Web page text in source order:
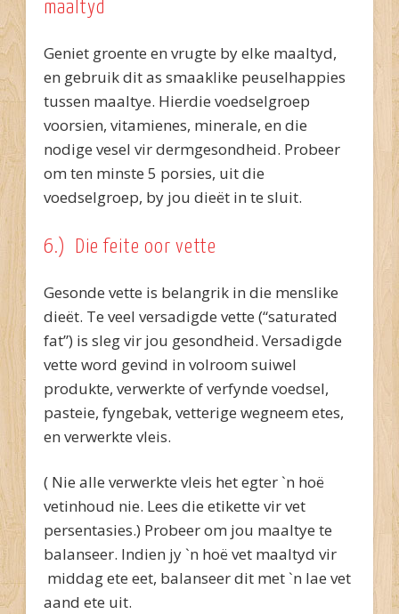
maaltyd
Geniet groente en vrugte by elke maaltyd,
en gebruik dit as smaaklike peuselhappies
tussen maaltye. Hierdie voedselgroep
voorsien, vitamienes, minerale, en die
nodige vesel vir dermgesondheid. Probeer
om ten minste 5 porsies, uit die
voedselgroep, by jou dieët in te sluit.
6.) Die feite oor vette
Gesonde vette is belangrik in die menslike
dieët. Te veel versadigde vette (“saturated
fat”) is sleg vir jou gesondheid. Versadigde
vette word gevind in volroom suiwel
produkte, verwerkte of verfynde voedsel,
pasteie, fyngebak, vetterige wegneem etes,
en verwerkte vleis.
( Nie alle verwerkte vleis het egter `n hoë
vetinhoud nie. Lees die etikette vir vet
persentasies.) Probeer om jou maaltye te
balanseer. Indien jy `n hoë vet maaltyd vir
middag ete eet, balanseer dit met `n lae vet
aand ete uit.